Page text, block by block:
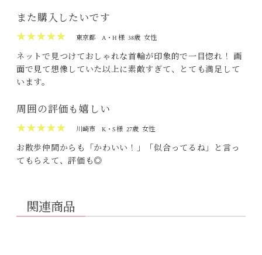
また購入したいです
★★★★★
東京都 A・H 様 38歳 女性
ネットで見つけておしゃれな首輪が印象的で一目惚れ！ 画
面で見て想像していた以上に素敵すぎて、とても満足して
います。
周囲の評価も嬉しい
★★★★★
川崎市 K・S 様 27歳 女性
お散歩仲間からも「かわいい！」「似合ってるね」と言っ
てもらえて、評価も◎
関連商品